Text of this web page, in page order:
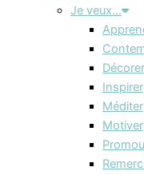
Je veux…
Décorer
Inspirer
Méditer
Motiver